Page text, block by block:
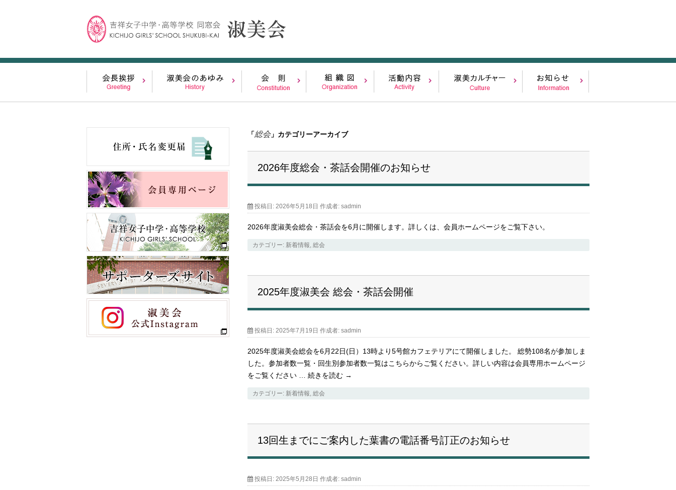
「総会」カテゴリーアーカイブ
2026年度総会・茶話会開催のお知らせ
投稿日: 2026年5月18日 作成者: sadmin
2026年度淑美会総会・茶話会を6月に開催します。詳しくは、会員ホームページをご覧下さい。
カテゴリー: 新着情報, 総会
2025年度淑美会 総会・茶話会開催
投稿日: 2025年7月19日 作成者: sadmin
2025年度淑美会総会を6月22日(日）13時より5号館カフェテリアにて開催しました。 総勢108名が参加しま
した。参加者数一覧・回生別参加者数一覧はこちらからご覧ください。詳しい内容は会員専用ホームページ
をご覧ください … 続きを読む →
カテゴリー: 新着情報, 総会
13回生までにご案内した葉書の電話番号訂正のお知らせ
投稿日: 2025年5月28日 作成者: sadmin